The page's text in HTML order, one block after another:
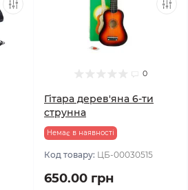
0
Гітара дерев'яна 6-ти
струнна
Немає в наявності
Код товару: ЦБ-00030515
650.00 грн